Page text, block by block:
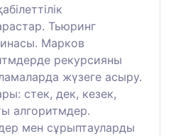
Тьюринг
Марков
рекурсияны
жүзеге асыру.
стек, дек, кезек,
алгоритмдер.
мен сұрыптауларды